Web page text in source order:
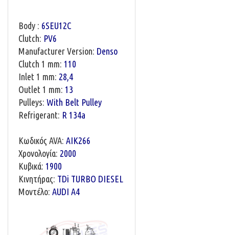
Body : 6SEU12C
Clutch: PV6
Manufacturer Version: Denso
Clutch 1 mm: 110
Inlet 1 mm: 28,4
Outlet 1 mm: 13
Pulleys: With Belt Pulley
Refrigerant: R 134a
Κωδικός AVA: AIK266
Χρονολογία: 2000
Κυβικά: 1900
Κινητήρας: TDi TURBO DIESEL
Μοντέλο: AUDI A4